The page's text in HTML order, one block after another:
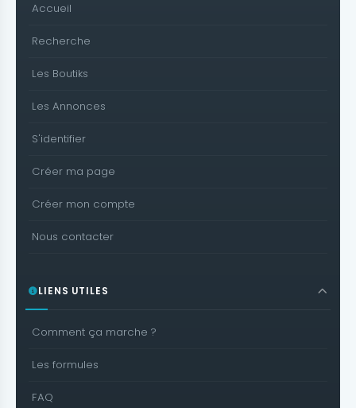
Accueil
Recherche
Les Boutiks
Les Annonces
S'identifier
Créer ma page
Créer mon compte
Nous contacter
LIENS UTILES
Comment ça marche ?
Les formules
FAQ